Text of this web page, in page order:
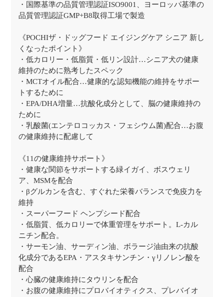
・国際基準の品質管理認証ISO9001、ヨーロッパ基準の
品質管理認証GMP+B8取得工場で製造
《POCHIザ・ドッグフード エイジングケア シニア 新し
くなったポイント》
・低カロリー・低脂質・低リン設計…シニア犬の健康
維持のために熟考したスペック
・MCTオイル配合…健康的な認知機能の維持をサポー
トするために
・EPA/DHA増量…抗酸化成分として、脳の健康維持の
ために
・乳酸菌(エンテロコッカス・フェシウム菌)配合…お腹
の健康維持に配慮して
《11の健康維持サポート》
・健康な関節をサポートする緑イガイ、ボスウェリ
ア、MSMを配合
・βグルカンを含む、すぐれた栄養バランスで免疫力を
維持
・スーパーフード ヘンプシード配合
・低脂質、低カロリーで体重管理をサポート。L-カル
ニチン配合。
・サーモン油、サーディン油、ボラージ油由来の抗酸
化成分であるEPA・アスタキサンチン・γリノレン酸を
配合
・心臓の健康維持にタウリンを配合
・お腹の健康維持にプロバイオティクス、プレバイオ